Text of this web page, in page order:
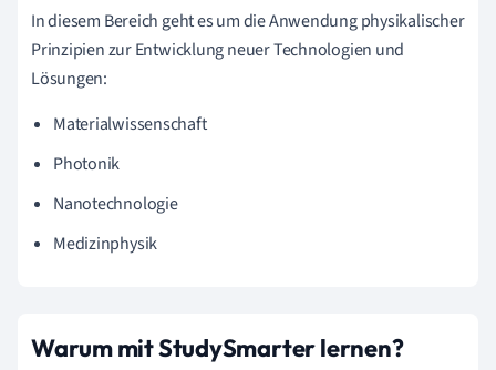
In diesem Bereich geht es um die Anwendung physikalischer
Prinzipien zur Entwicklung neuer Technologien und
Lösungen:
Materialwissenschaft
Photonik
Nanotechnologie
Medizinphysik
Warum mit StudySmarter lernen?